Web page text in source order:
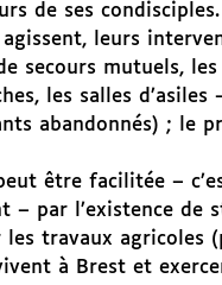
de ses
leurs
secours mutuels, les
les salles d’asiles
abandonnés) ; le
être facilitée –
– par l’existence de
travaux agricoles
à Brest et